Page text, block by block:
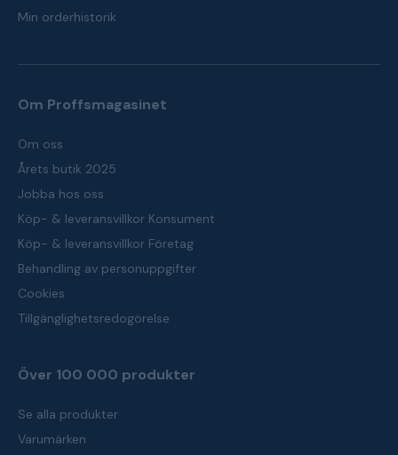
Min orderhistorik
Om Proffsmagasinet
Om oss
Årets butik 2025
Jobba hos oss
Köp- & leveransvillkor Konsument
Köp- & leveransvillkor Företag
Behandling av personuppgifter
Cookies
Tillgänglighetsredogörelse
Över 100 000 produkter
Se alla produkter
Varumärken